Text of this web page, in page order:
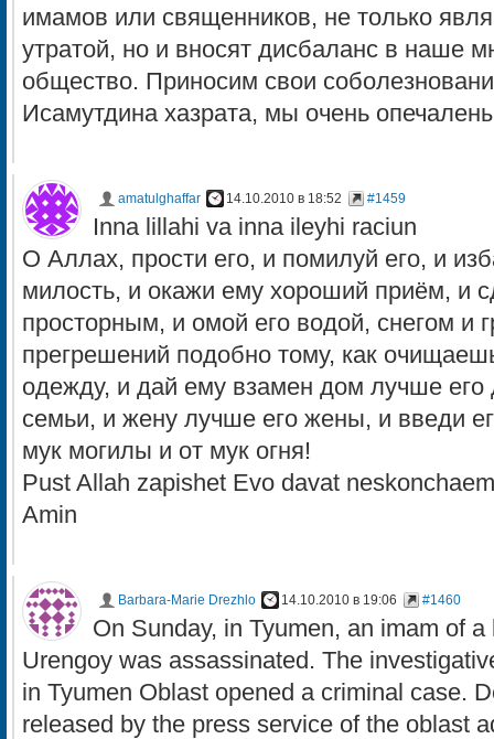
имамов или священников, не только
утратой, но и вносят дисбаланс в наше
общество. Приносим свои
Исамутдина хазрата, мы очень
amatulghaffar 14.10.2010 в 18:52 #1459
Inna lillahi va inna ileyhi raciun
О Аллах, прости его, и помилуй его, и
милость, и окажи ему хороший приём, и
просторным, и омой его водой, снегом и
прегрешений подобно тому, как
одежду, и дай ему взамен дом лучше
семьи, и жену лучше его жены, и введи
мук могилы и от мук огня!
Pust Allah zapishet Evo davat
Amin
Barbara-Marie Drezhlo 14.10.2010 в 19:06 #1460
On Sunday, in Tyumen, an imam of
Urengoy was assassinated. The
in Tyumen Oblast opened a criminal case.
released by the press service of the oblast